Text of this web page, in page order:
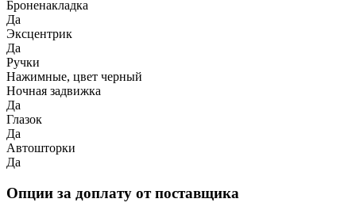
Броненакладка
Да
Эксцентрик
Да
Ручки
Нажимные, цвет черный
Ночная задвижка
Да
Глазок
Да
Автошторки
Да
Опции за доплату от поставщика